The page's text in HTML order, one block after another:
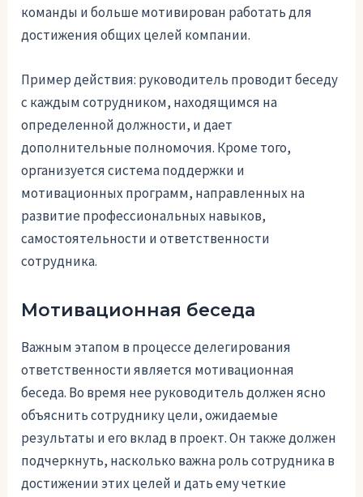
команды и больше мотивирован работать для
достижения общих целей компании.
Пример действия: руководитель проводит беседу
с каждым сотрудником, находящимся на
определенной должности, и дает
дополнительные полномочия. Кроме того,
организуется система поддержки и
мотивационных программ, направленных на
развитие профессиональных навыков,
самостоятельности и ответственности
сотрудника.
Мотивационная беседа
Важным этапом в процессе делегирования
ответственности является мотивационная
беседа. Во время нее руководитель должен ясно
объяснить сотруднику цели, ожидаемые
результаты и его вклад в проект. Он также должен
подчеркнуть, насколько важна роль сотрудника в
достижении этих целей и дать ему четкие